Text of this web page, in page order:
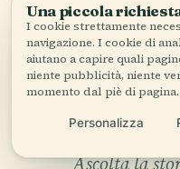
Ascolta la
Una piccola
I cookie strettamente
navigazione. I cookie di
aiutano a capire quali
niente pubblicità, niente
momento dal piè di pagina.
Personalizza